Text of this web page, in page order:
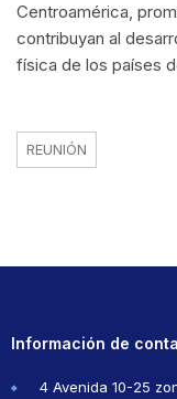
Centroamérica,
contribuyan al
física de los países
REUNIÓN
Información de
4 Avenida 10-25